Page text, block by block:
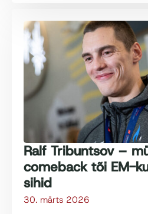
Ralf Tribuntsov –
comeback tõi EM-
sihid
30. märts 2026